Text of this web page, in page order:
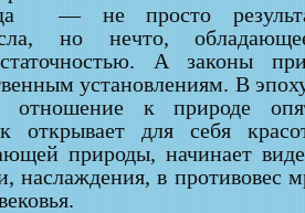
— не просто
но нечто,
А законы
установлениям. В
отношение к природе
открывает для себя
природы, начинает
наслаждения, в противовес